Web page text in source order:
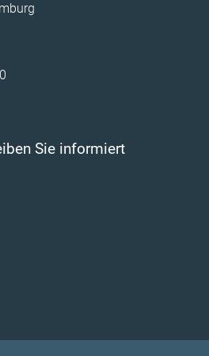
Sie informiert